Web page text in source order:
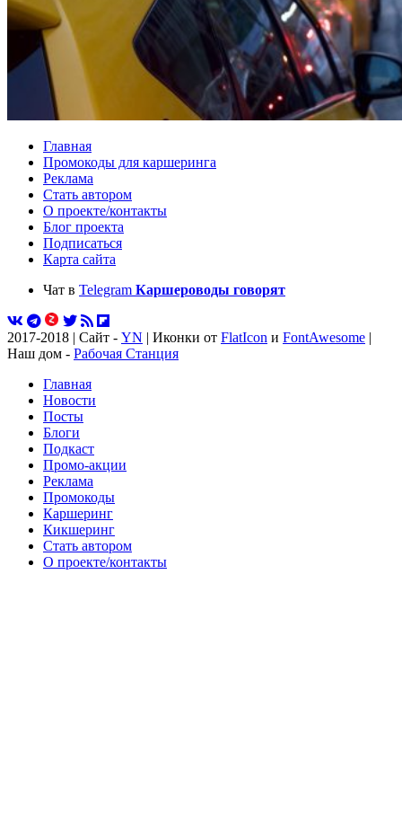
Главная
Промокоды для каршеринга
Реклама
Стать автором
О проекте/контакты
Блог проекта
Подписаться
Карта сайта
Чат в Telegram Каршероводы говорят
2017-2018 | Сайт - YN | Иконки от FlatIcon и FontAwesome |
Наш дом - Рабочая Станция
Главная
Новости
Посты
Блоги
Подкаст
Промо-акции
Реклама
Промокоды
Каршеринг
Кикшеринг
Стать автором
О проекте/контакты